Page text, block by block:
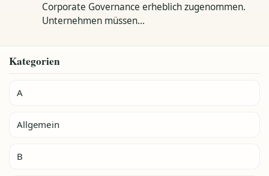
Corporate Governance erheblich zugenommen.
Unternehmen müssen…
Kategorien
A
Allgemein
B